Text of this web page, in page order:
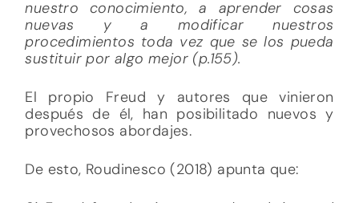
nuestro conocimiento, a aprender cosas
nuevas y a modificar nuestros
procedimientos toda vez que se los pueda
sustituir por algo mejor (p.155).
El propio Freud y autores que vinieron
después de él, han posibilitado nuevos y
provechosos abordajes.
De esto, Roudinesco (2018) apunta que: